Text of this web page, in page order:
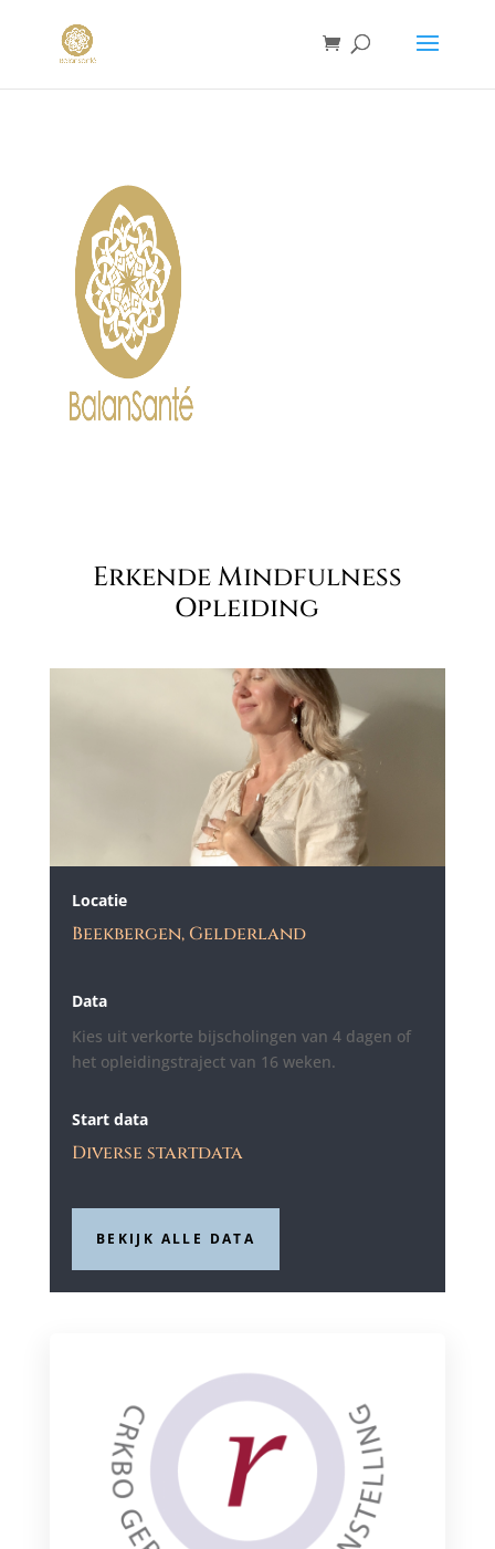
Erkende Mindfulness
Opleiding
Locatie
Beekbergen, Gelderland
Data
Kies uit verkorte bijscholingen van 4 dagen of
het opleidingstraject van 16 weken.
Start data
Diverse startdata
BEKIJK ALLE DATA